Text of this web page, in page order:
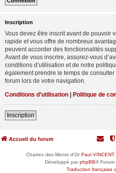
Inscription
Vous devez être inscrit avant de pouvoir
rapide et vous offre de nombreux
peuvent accorder des fonctionnalités
Avant de vous inscrire, assurez-vous
conditions d’utilisation et de notre
également prendre le temps de
forum lors de votre navigation.
Conditions d’utilisation | Politique de
Inscription
Accueil du forum
Chartes des Monts d'OrPaul VINCENT
Développé parphpBB® Forum
Traduction française